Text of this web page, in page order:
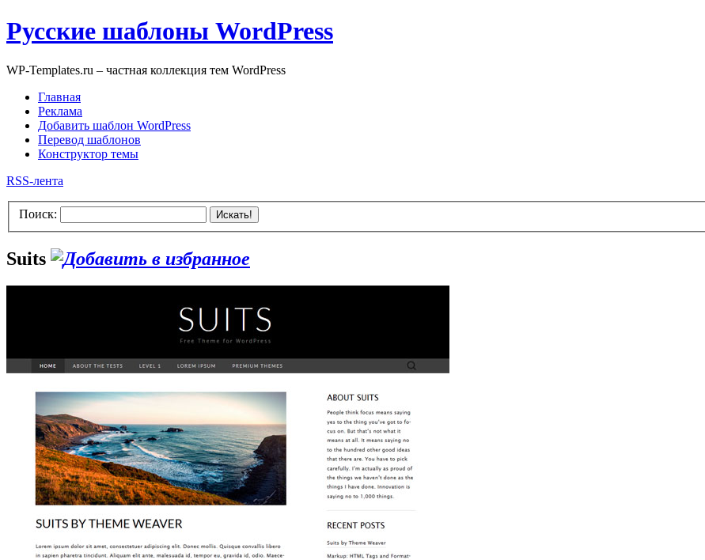
Русские шаблоны WordPress
WP-Templates.ru – частная коллекция тем WordPress
Главная
Реклама
Добавить шаблон WordPress
Перевод шаблонов
Конструктор темы
RSS-лента
Поиск: Искать!
Suits